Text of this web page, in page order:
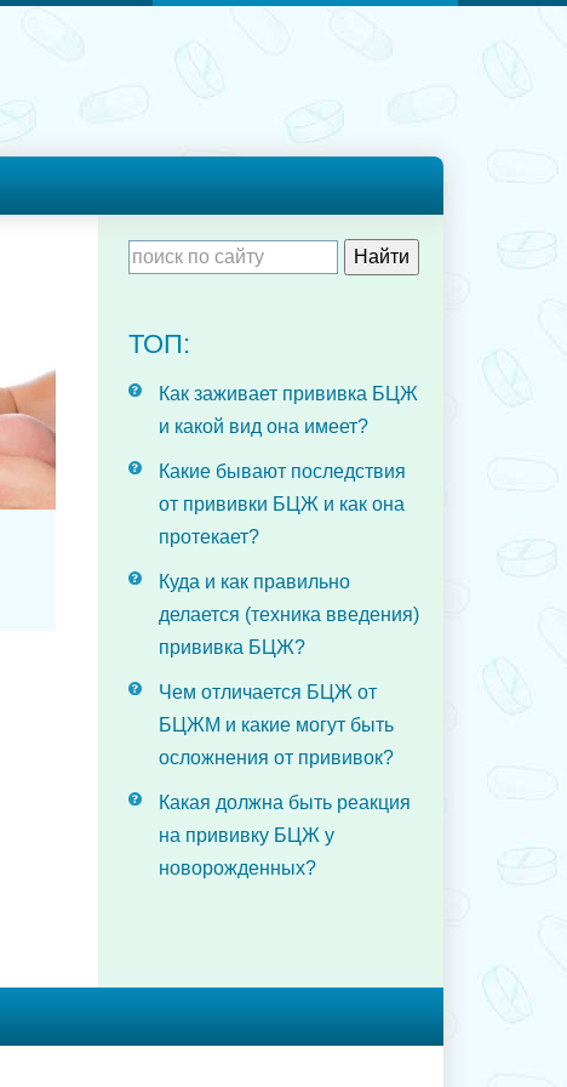
ТОП:
Как заживает прививка БЦЖ
и какой вид она имеет?
Какие бывают последствия
от прививки БЦЖ и как она
протекает?
Куда и как правильно
делается (техника введения)
прививка БЦЖ?
Чем отличается БЦЖ от
БЦЖМ и какие могут быть
осложнения от прививок?
Какая должна быть реакция
на прививку БЦЖ у
новорожденных?